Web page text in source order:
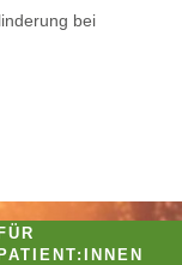
bei
FÜR
PATIENT:INNEN